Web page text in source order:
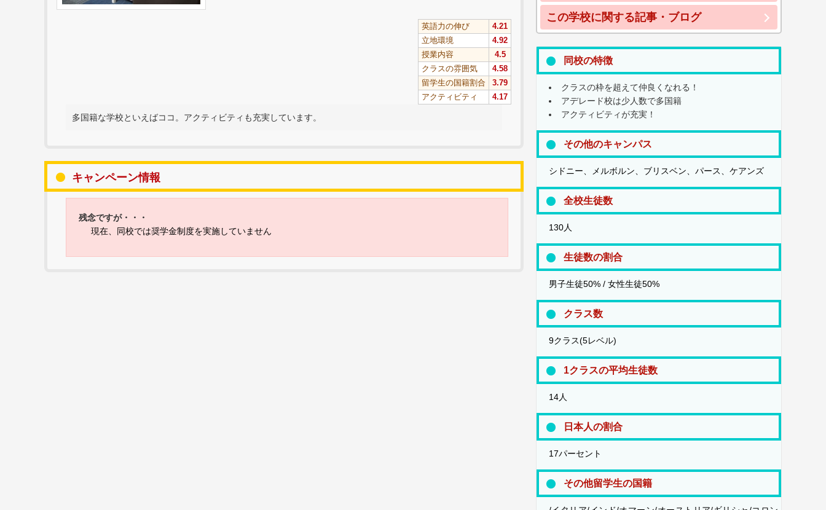
英語力の伸び
4.21
立地環境
4.92
授業内容
4.5
クラスの雰囲気
4.58
留学生の国籍割合
3.79
アクティビティ
4.17
多国籍な学校といえばココ。アクティビティも充実しています。
キャンペーン情報
残念ですが・・・
現在、同校では奨学金制度を実施していません
この学校に関する記事・ブログ
同校の特徴
クラスの枠を超えて仲良くなれる！
アデレード校は少人数で多国籍
アクティビティが充実！
その他のキャンパス
シドニー、メルボルン、ブリスベン、パース、ケアンズ
全校生徒数
130人
生徒数の割合
男子生徒50% / 女性生徒50%
クラス数
9クラス(5レベル)
1クラスの平均生徒数
14人
日本人の割合
17パーセント
その他留学生の国籍